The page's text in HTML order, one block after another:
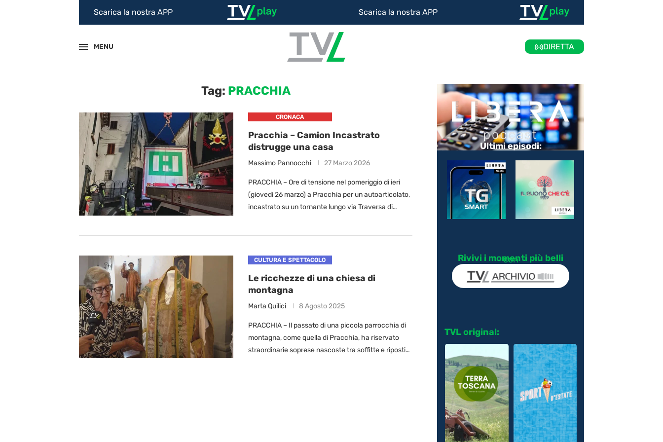
Scarica la nostra APP Scarica la nostra APP
MENU DIRETTA
Tag: PRACCHIA
CRONACA
Pracchia – Camion Incastrato
distrugge una casa
Massimo Pannocchi 27 Marzo 2026
PRACCHIA – Ore di tensione nel pomeriggio di ieri
(giovedì 26 marzo) a Pracchia per un autoarticolato,
incastrato su un tornante lungo via Traversa di
CULTURA E SPETTACOLO
Le ricchezze di una chiesa di
montagna
Marta Quilici 8 Agosto 2025
PRACCHIA – Il passato di una piccola parrocchia di
montagna, come quella di Pracchia, ha riservato
straordinarie soprese nascoste tra soffitte e ripostigli
Ultimi episodi:
Rivivi i momenti più belli
con
TVL original: